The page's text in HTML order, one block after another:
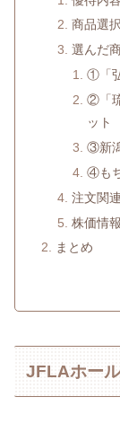
商品選
選んだ
①「
②「
ット
③新
④も
注文関連
株価情報
まとめ
JFLAホー